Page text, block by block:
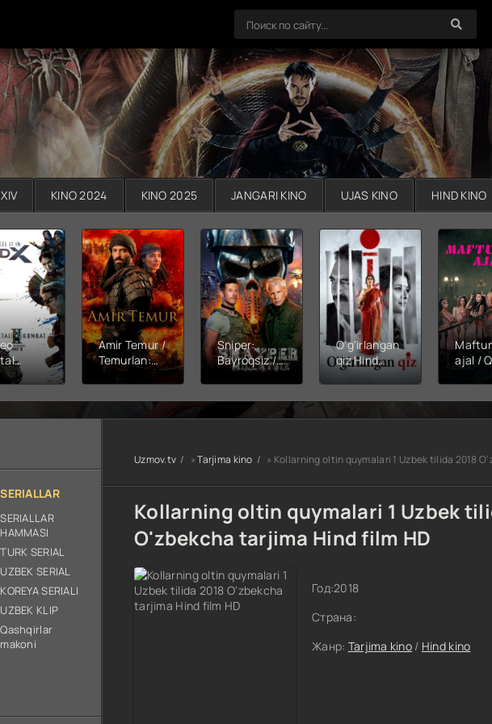
KINO 2024 KINO 2025 JANGARI KINO UJAS KINO HIND KINO
2 /
tilida
Amir Temur /
Temurlan:
Fathchining
Premyera
Netflix filmi
O'zbekcha
2026
tarjima kino
ix skachat
Sniper:
Bayroqsiz /
Snayper:
Bayroqsiz
snayper
Uzbek tilida
O'zbekcha
2026
Full HD tas-
ix skachat
O'g'irlangan
qiz Hind
kinosi 2026
O'zbekcha
tarjima kino
ajal /
tilida)
2026
SERIALLAR
SERIALLAR
HAMMASI
TURK SERIAL
UZBEK SERIAL
KOREYA SERIALI
UZBEK KLIP
Qashqirlar
makoni
Uzmov.tv »Tarjima kino » Kollarning oltin quymalari 1 Uzbek tilida 2018
Kollarning oltin quymalari 1 Uzbek
O'zbekcha tarjima Hind film HD
Год:2018
Страна:
Жанр: Tarjima kino / Hind kino